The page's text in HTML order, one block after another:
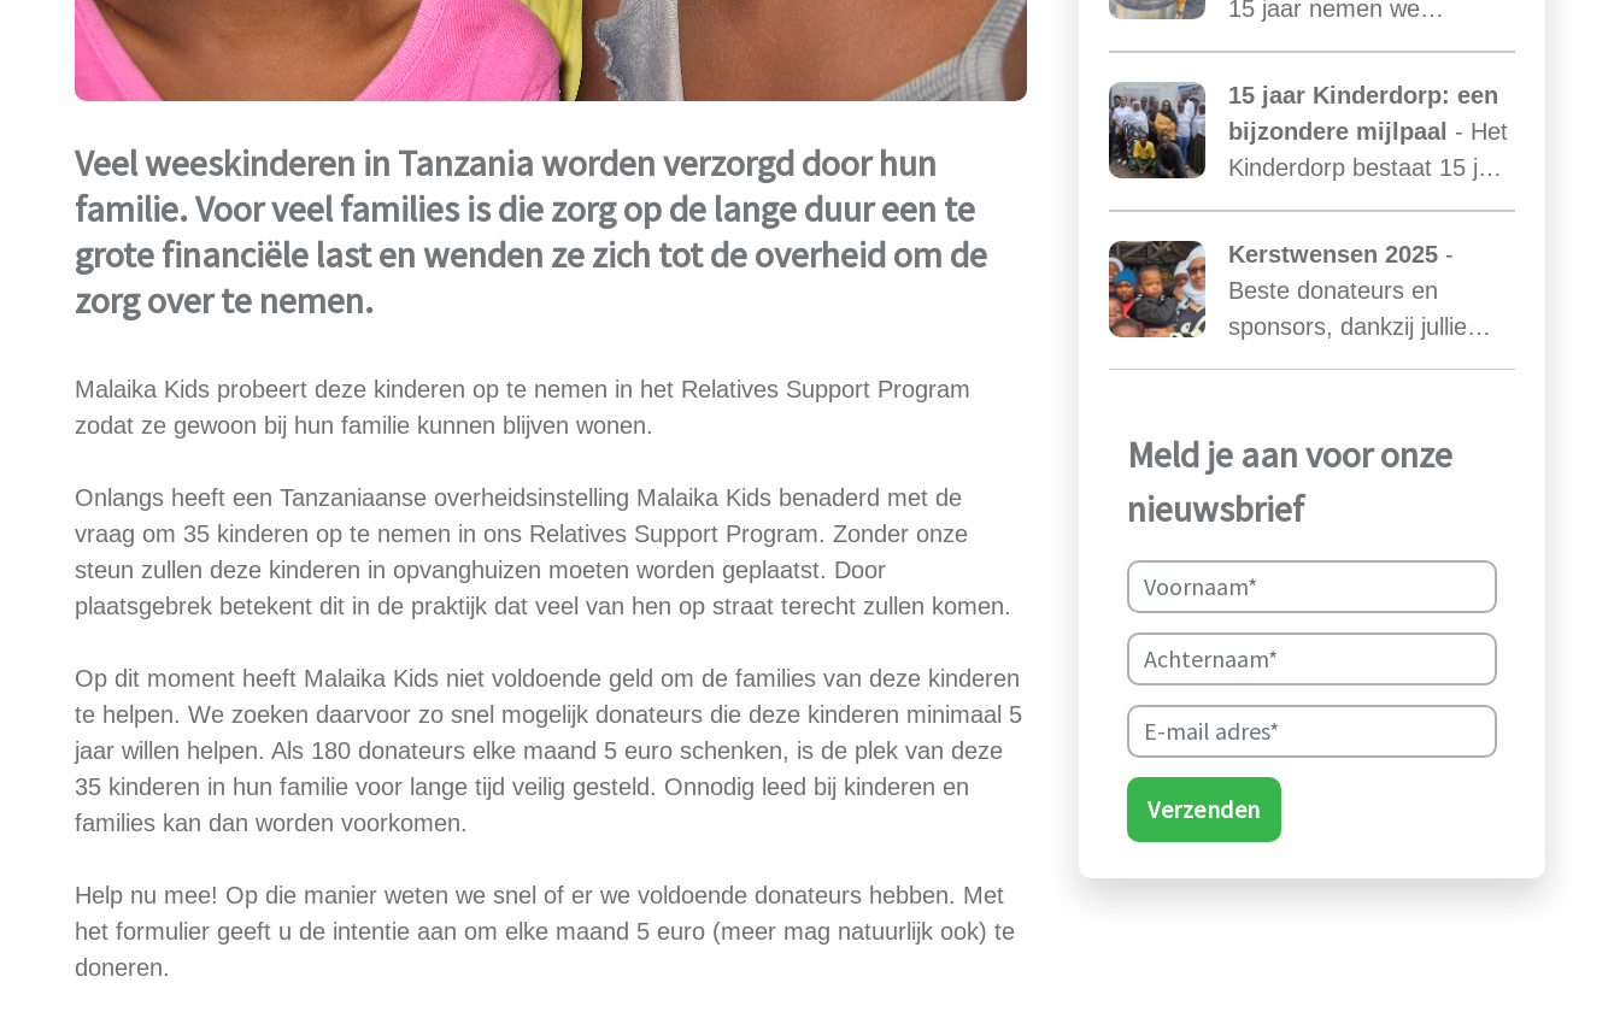
Veel weeskinderen in Tanzania worden verzorgd door hun
familie. Voor veel families is die zorg op de lange duur een te
grote financiële last en wenden ze zich tot de overheid om de
zorg over te nemen.
Malaika Kids probeert deze kinderen op te nemen in het Relatives Support Program
zodat ze gewoon bij hun familie kunnen blijven wonen.
Onlangs heeft een Tanzaniaanse overheidsinstelling Malaika Kids benaderd met de
vraag om 35 kinderen op te nemen in ons Relatives Support Program. Zonder onze
steun zullen deze kinderen in opvanghuizen moeten worden geplaatst. Door
plaatsgebrek betekent dit in de praktijk dat veel van hen op straat terecht zullen komen.
Op dit moment heeft Malaika Kids niet voldoende geld om de families van deze kinderen
te helpen. We zoeken daarvoor zo snel mogelijk donateurs die deze kinderen minimaal 5
jaar willen helpen. Als 180 donateurs elke maand 5 euro schenken, is de plek van deze
35 kinderen in hun familie voor lange tijd veilig gesteld. Onnodig leed bij kinderen en
families kan dan worden voorkomen.
Help nu mee! Op die manier weten we snel of er we voldoende donateurs hebben. Met
het formulier geeft u de intentie aan om elke maand 5 euro (meer mag natuurlijk ook) te
doneren.
15 jaar nemen we
afscheid van Mama Ester.
We starten de zoektocht
naar een nieuwe mama
met een warm hart voor
onze kinderen.
15 jaar Kinderdorp: een
bijzondere mijlpaal - Het
Kinderdorp bestaat 15 jaar
en groeide uit tot een plek
waar honderden kinderen
een stabiele toekomst
Kerstwensen 2025 -
Beste donateurs en
sponsors, dankzij jullie
steun zijn we ook in het
van Najma Manji
succsevol te kunnen
Meld je aan voor onze
nieuwsbrief
Verzenden